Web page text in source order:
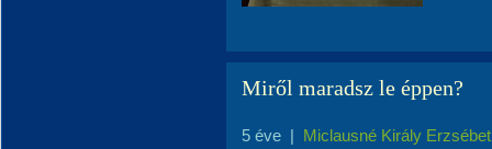
Miről maradsz le éppen?
5 éve | Miclausné Király Erzsébet